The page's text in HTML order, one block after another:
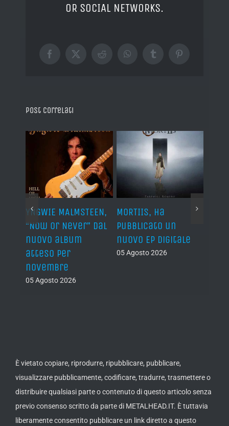
OR SOCIAL NETWORKS.
Facebook
X RedditWhatsAppTumblrPinterest
Post correlati
YNGWIE MALMSTEEN,
“Now Or Never” dal
nuovo album
atteso per
novembre
05 Agosto 2026
MORTIIS, ha
pubblicato un
nuovo EP digitale
05 Agosto 2026
È vietato copiare, riprodurre, ripubblicare, pubblicare,
visualizzare pubblicamente, codificare, tradurre, trasmettere o
distribuire qualsiasi parte o contenuto di questo articolo senza
previo consenso scritto da parte di METALHEAD.IT. È tuttavia
liberamente consentito pubblicare un link diretto a questo